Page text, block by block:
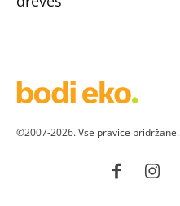
©2007-2026. Vse pravice pridržane.